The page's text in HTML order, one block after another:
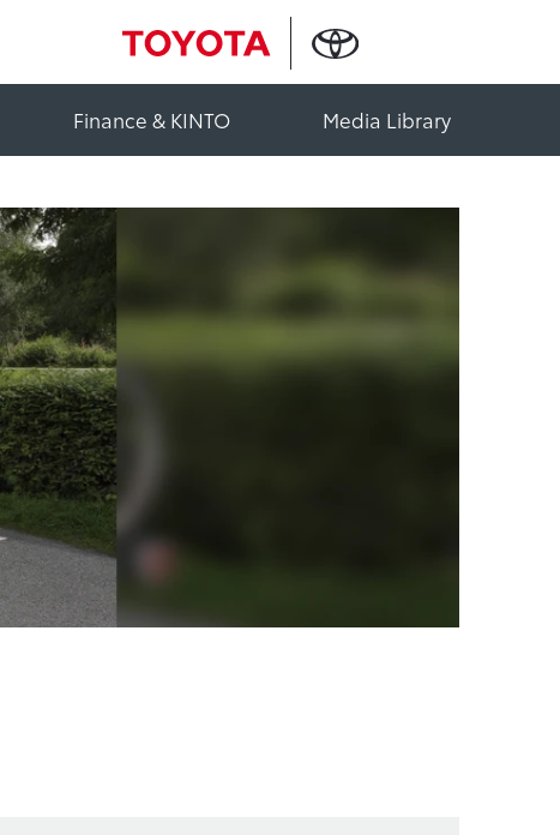
Finance & KINTO Media Library